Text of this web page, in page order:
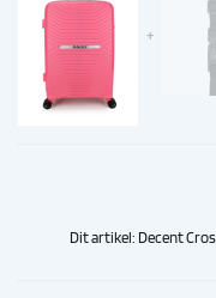
Dit artikel: Decent